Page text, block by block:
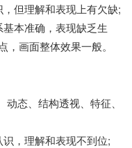
但理解和表现上有欠缺;
本准确，表现缺乏生
画面整体效果一般。
态、结构透视、特征、
，理解和表现不到位;